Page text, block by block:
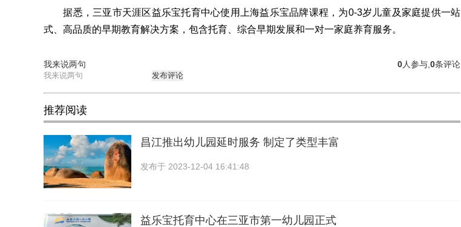
据悉，三亚市天涯区益乐宝托育中心使用上海益乐宝品牌课程，为0-3岁儿童及家庭提供一站
式、高品质的早期教育解决方案，包含托育、综合早期发展和一对一家庭养育服务。
我来说两句 0条评论
0人参与,
发布评论
推荐阅读
昌江推出幼儿园延时服务 制定了类型丰富
发布于 2023-12-04 16:41:48
益乐宝托育中心在三亚市第一幼儿园正式